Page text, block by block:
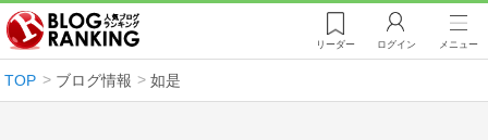
リーダー ログイン メニュー
TOP ブログ情報 如是